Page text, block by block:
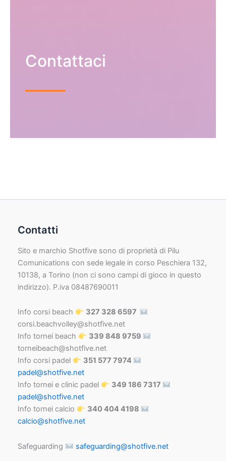
Contattaci
Contatti
Sito e marchio Shotfive sono di proprietà di Pilu
Comunications con sede legale in corso Peschiera 132,
10138, a Torino (non ci sono campi di gioco in questo
indirizzo). P.iva 08487690011
Info corsi beach
327 328 6597
corsi.beachvolley@shotfive.net
Info tornei beach
339 848 9759
torneibeach@shotfive.net
Info corsi padel
351 577 7974
padel@shotfive.net
Info tornei e clinic padel
349 186 7317
padel@shotfive.net
Info tornei calcio
340 404 4198
calcio@shotfive.net
Safeguarding safeguarding@shotfive.net